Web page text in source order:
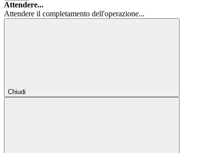
Attendere...
Attendere il completamento dell'operazione...
Chiudi